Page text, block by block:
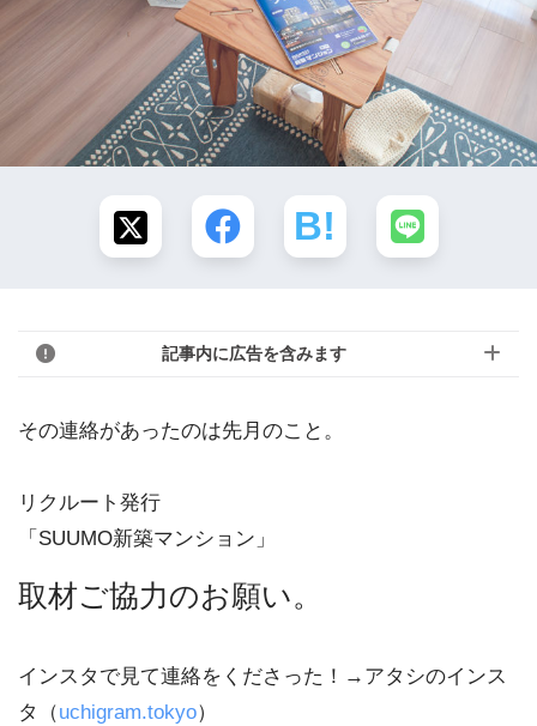
記事内に広告を含みます
その連絡があったのは先月のこと。
リクルート発行
「SUUMO新築マンション」
取材ご協力のお願い。
インスタで見て連絡をくださった！→アタシのインス
タ（uchigram.tokyo）